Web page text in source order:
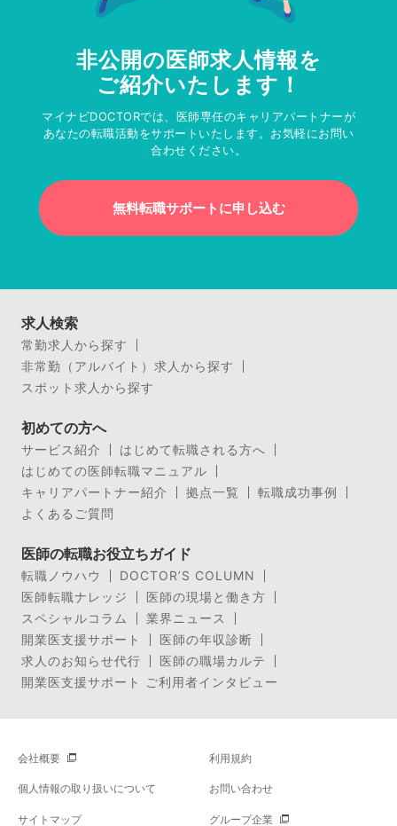
非公開の医師求人情報を
ご紹介いたします！
マイナビDOCTORでは、医師専任のキャリアパートナーが
あなたの転職活動をサポートいたします。お気軽にお問い
合わせください。
無料転職サポートに申し込む
求人検索
常勤求人から探す
非常勤（アルバイト）求人から探す
スポット求人から探す
初めての方へ
サービス紹介
はじめて転職される方へ
はじめての医師転職マニュアル
キャリアパートナー紹介
拠点一覧
転職成功事例
よくあるご質問
医師の転職お役立ちガイド
転職ノウハウ
DOCTOR’S COLUMN
医師転職ナレッジ
医師の現場と働き方
スペシャルコラム
業界ニュース
開業医支援サポート
医師の年収診断
求人のお知らせ代行
医師の職場カルテ
開業医支援サポート ご利用者インタビュー
会社概要 利用規約
個人情報の取り扱いについて お問い合わせ
サイトマップ グループ企業